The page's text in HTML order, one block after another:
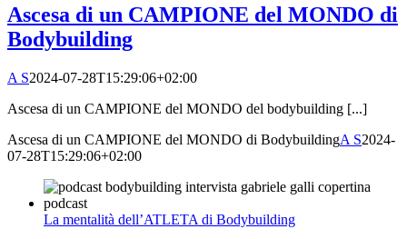
Ascesa di un CAMPIONE del MONDO di
Bodybuilding
A S2024-07-28T15:29:06+02:00
Ascesa di un CAMPIONE del MONDO del bodybuilding [...]
Ascesa di un CAMPIONE del MONDO di BodybuildingA S2024-
07-28T15:29:06+02:00
La mentalità dell’ATLETA di Bodybuilding